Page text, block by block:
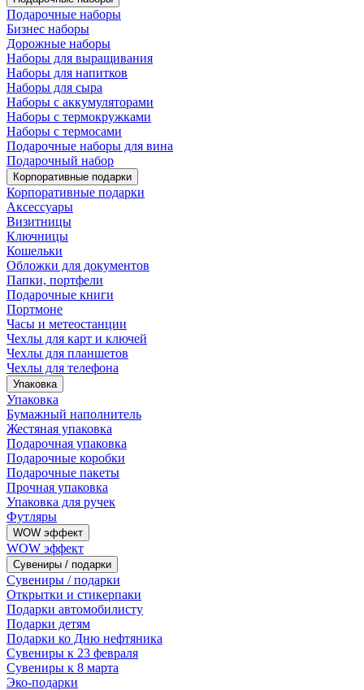
Подарочные наборы
Бизнес наборы
Дорожные наборы
Наборы для выращивания
Наборы для напитков
Наборы для сыра
Наборы с аккумуляторами
Наборы с термокружками
Наборы с термосами
Подарочные наборы для вина
Подарочный набор
Корпоративные подарки
Корпоративные подарки
Аксессуары
Визитницы
Ключницы
Кошельки
Обложки для документов
Папки, портфели
Подарочные книги
Портмоне
Часы и метеостанции
Чехлы для карт и ключей
Чехлы для планшетов
Чехлы для телефона
Упаковка
Упаковка
Бумажный наполнитель
Жестяная упаковка
Подарочная упаковка
Подарочные коробки
Подарочные пакеты
Прочная упаковка
Упаковка для ручек
Футляры
WOW эффект
WOW эффект
Сувениры / подарки
Сувениры / подарки
Открытки и стикерпаки
Подарки автомобилисту
Подарки детям
Подарки ко Дню нефтяника
Сувениры к 23 февраля
Сувениры к 8 марта
Эко-подарки